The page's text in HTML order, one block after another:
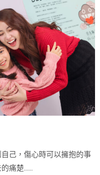
己，傷心時可以擁抱的事
痛楚……